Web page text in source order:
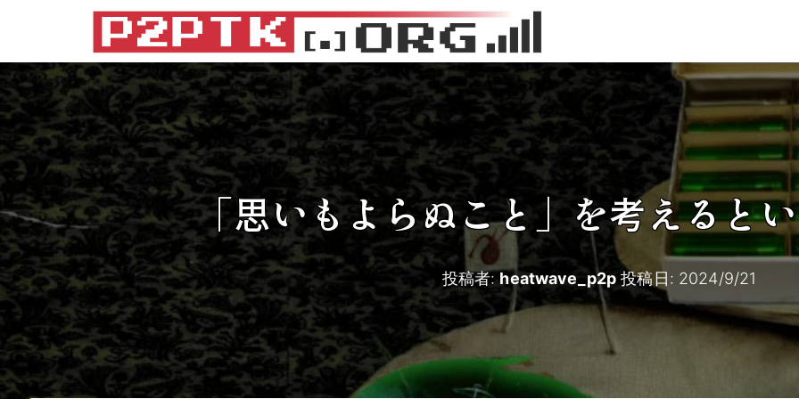
「思いもよらぬこと」を考えると
投稿者: heatwave_p2p 投稿日: 2024/9/21